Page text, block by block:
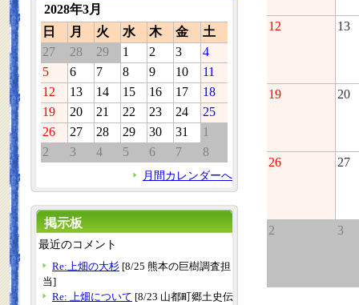
12 13
19 20
26 27
2 3
2028年3月
日
月 火 水 木 金
土
27
28 29 1 2 3
4
5
6 7 8 9 10
11
12
13 14 15 16 17
18
19
20 21 22 23 24
25
26
27 28 29 30 31
1
2
3 4 5 6 7 8
月間カレンダーへ
掲示板
最近のコメント
Re:上畑の大杉 [8/25 熊本の巨樹調査担
当]
Re: 上畑について [8/23 山都町郷土史伝